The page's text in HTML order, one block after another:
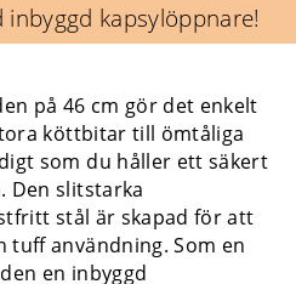
inbyggd kapsylöppnare!
på 46 cm gör det enkelt
köttbitar till ömtåliga
som du håller ett säkert
Den slitstarka
stål är skapad för att
tuff användning. Som en
en inbyggd